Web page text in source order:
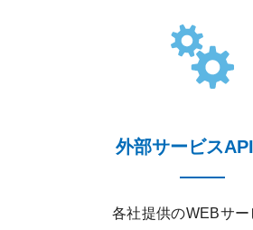
外部サービス
各社提供のWEBサー